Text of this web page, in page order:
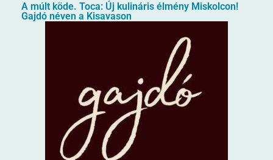
A múlt köde. Toca: Új kulináris élmény Miskolcon!
Gajdó néven a Kisavason